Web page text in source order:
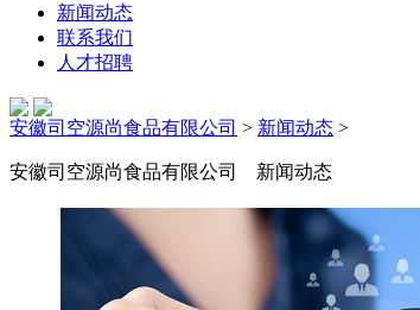
新闻动态
联系我们
人才招聘
安徽司空源尚食品有限公司 > 新闻动态 >
安徽司空源尚食品有限公司 新闻动态